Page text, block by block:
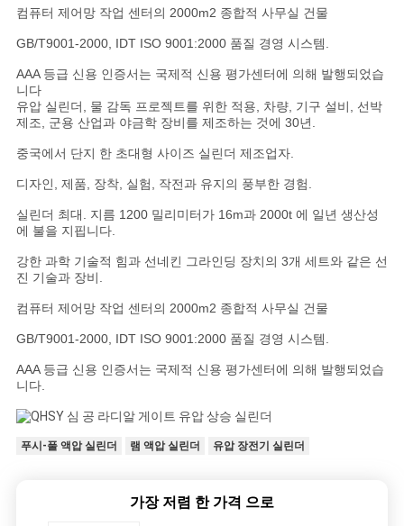
트
맵
개
인
정
보
보
호
정
책
컴퓨터 제어망 작업 센터의 2000m2 종합적 사무실 건물
GB/T9001-2000, IDT ISO 9001:2000 품질 경영 시스템.
AAA 등급 신용 인증서는 국제적 신용 평가센터에 의해 발행되었습
니다
유압 실린더, 물 감독 프로젝트를 위한 적용, 차량, 기구 설비, 선박
제조, 군용 산업과 야금학 장비를 제조하는 것에 30년.
중국에서 단지 한 초대형 사이즈 실린더 제조업자.
디자인, 제품, 장착, 실험, 작전과 유지의 풍부한 경험.
실린더 최대. 지름 1200 밀리미터가 16m과 2000t 에 일년 생산성
에 불을 지핍니다.
강한 과학 기술적 힘과 선네킨 그라인딩 장치의 3개 세트와 같은 선
진 기술과 장비.
컴퓨터 제어망 작업 센터의 2000m2 종합적 사무실 건물
GB/T9001-2000, IDT ISO 9001:2000 품질 경영 시스템.
AAA 등급 신용 인증서는 국제적 신용 평가센터에 의해 발행되었습
니다.
푸시-풀 액압 실린더 램 액압 실린더 유압 장전기 실린더
가장 저렴 한 가격 으로